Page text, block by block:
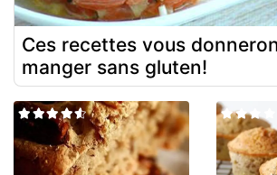
Ces recettes vous
manger sans gluten!